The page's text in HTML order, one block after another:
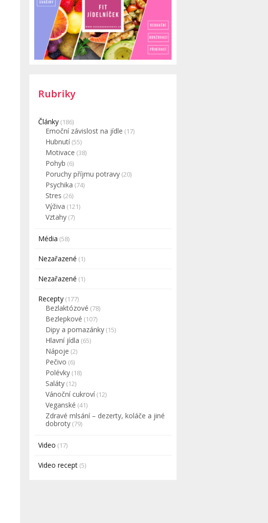
Rubriky
Články (186)
Emoční závislost na jídle (17)
Hubnutí(55)
Motivace (38)
Pohyb (6)
Poruchy příjmu potravy (20)
Psychika (74)
Stres (26)
Výživa (121)
Vztahy (7)
Média (58)
Nezařazené (1)
Nezařazené (1)
Recepty (177)
Bezlaktózové (78)
Bezlepkové (107)
Dipy a pomazánky (15)
Hlavní jídla (65)
Nápoje (2)
Pečivo (6)
Polévky (18)
Saláty (12)
Vánoční cukroví(12)
Veganské (41)
Zdravé mlsání – dezerty, koláče a jiné
dobroty (79)
Video (17)
Video recept (5)